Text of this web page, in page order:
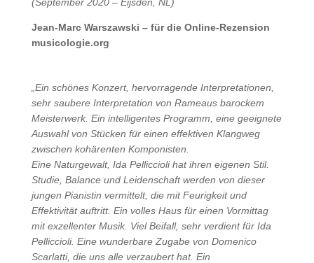
Jean-Marc Warszawski – für die Online-Rezension
musicologie.org
„Ein schönes Konzert, hervorragende Interpretationen,
sehr saubere Interpretation von Rameaus barockem
Meisterwerk. Ein intelligentes Programm, eine geeignete
Auswahl von Stücken für einen effektiven Klangweg
zwischen kohärenten Komponisten.
Eine Naturgewalt, Ida Pelliccioli hat ihren eigenen Stil.
Studie, Balance und Leidenschaft werden von dieser
jungen Pianistin vermittelt, die mit Feurigkeit und
Effektivität auftritt. Ein volles Haus für einen Vormittag
mit exzellenter Musik. Viel Beifall, sehr verdient für Ida
Pelliccioli. Eine wunderbare Zugabe von Domenico
Scarlatti, die uns alle verzaubert hat. Ein